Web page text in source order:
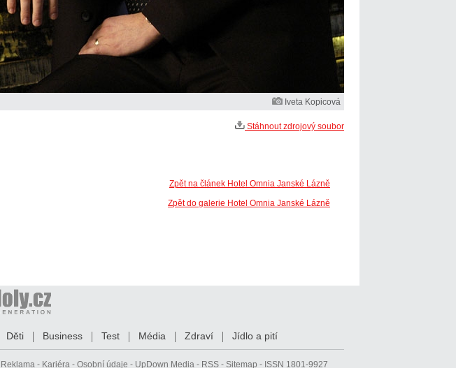
Iveta Kopicová
Stáhnout zdrojový soubor
Zpět na článek Hotel Omnia Janské Lázně
Zpět do galerie Hotel Omnia Janské Lázně
Děti Business Test Média Zdraví Jídlo a pití
Reklama - Kariéra - Osobní údaje - UpDown Media - RSS - Sitemap - ISSN 1801-9927